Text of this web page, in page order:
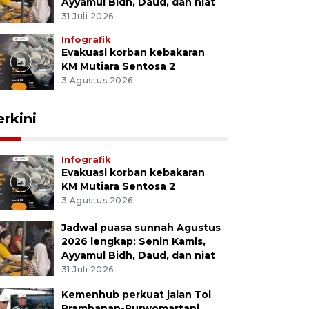
31 Juli 2026
Infografik
Evakuasi korban kebakaran
KM Mutiara Sentosa 2
3 Agustus 2026
Infografik
Evakuasi korban kebakaran
KM Mutiara Sentosa 2
3 Agustus 2026
Jadwal puasa sunnah Agustus
2026 lengkap: Senin Kamis,
Ayyamul Bidh, Daud, dan niat
31 Juli 2026
Kemenhub perkuat jalan Tol